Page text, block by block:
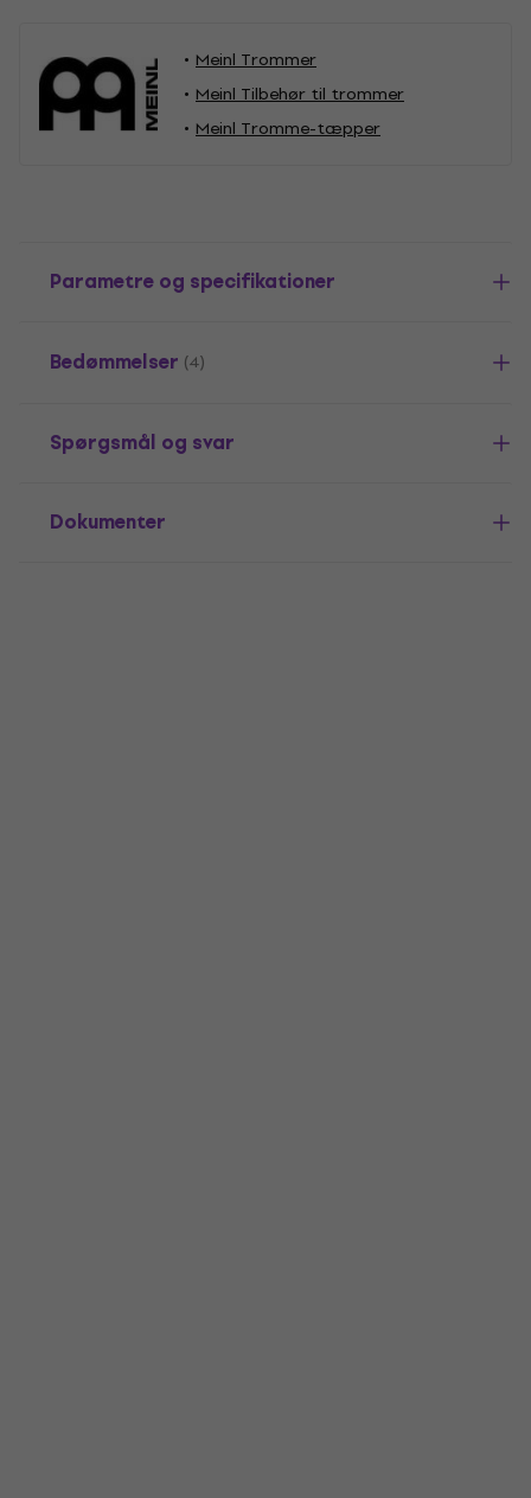
Meinl Trommer
Meinl Tilbehør til trommer
Meinl Tromme-tæpper
Parametre og specifikationer
Bedømmelser (4)
Spørgsmål og svar
Dokumenter